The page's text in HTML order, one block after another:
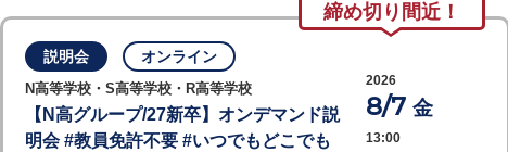
締め切り間近！
説明会 オンライン
N高等学校・S高等学校・R高等学校
【N高グループ/27新卒】オンデマンド説
明会 #教員免許不要 #いつでもどこでも
2026
8/7 金
13:00